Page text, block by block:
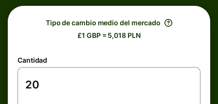
Tipo de cambio medio del mercado
£1 GBP = 5,018 PLN
Cantidad